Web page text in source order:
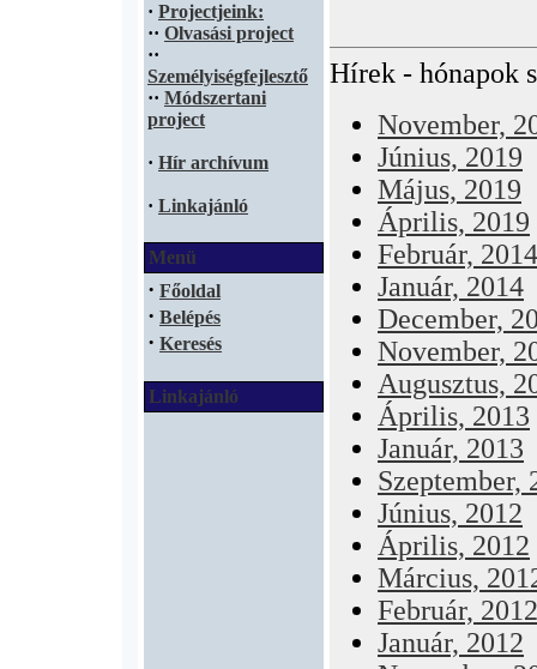
· Projectjeink:
·· Olvasási project
··
Személyiségfejlesztő
·· Módszertani
project
· Hír archívum
· Linkajánló
Menü
· Főoldal
· Belépés
· Keresés
Linkajánló
Hírek - hónapok
November,
Június, 2019
Május, 2019
Április, 2019
Február, 2014
Január, 2014
December,
November,
Augusztus,
Április, 2013
Január, 2013
Szeptember,
Június, 2012
Április, 2012
Március,
Február, 2012
Január, 2012